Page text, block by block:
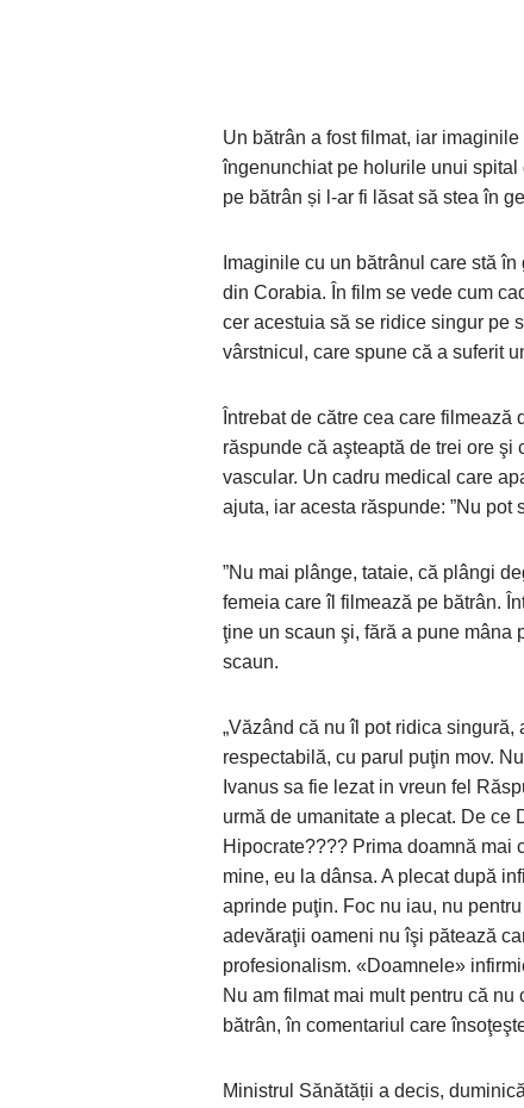
Un bătrân a fost filmat, iar imaginile
îngenunchiat pe holurile unui
pe bătrân și l-ar fi lăsat să stea în
Imaginile cu un bătrânul care stă
din Corabia. În film se vede cum
cer acestuia să se ridice singur pe
vârstnicul, care spune că a suferit
Întrebat de către cea care
răspunde că aşteaptă de trei ore şi
vascular. Un cadru medical care
ajuta, iar acesta răspunde: ”Nu pot
”Nu mai plânge, tataie, că plângi
femeia care îl filmează pe bătrân.
ţine un scaun şi, fără a pune mâna
scaun.
„Văzând că nu îl pot ridica
respectabilă, cu parul puţin mov.
Ivanus sa fie lezat in vreun fel
urmă de umanitate a plecat. De ce
Hipocrate???? Prima doamnă mai
mine, eu la dânsa. A plecat după
aprinde puţin. Foc nu iau, nu
adevăraţii oameni nu îşi pătează
profesionalism. «Doamnele»
Nu am filmat mai mult pentru că nu
bătrân, în comentariul care
Ministrul Sănătății a decis,